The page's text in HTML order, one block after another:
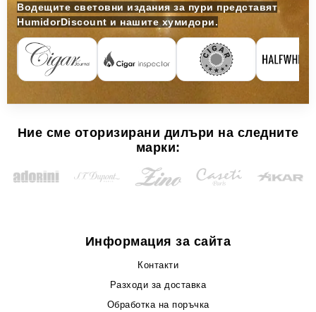
Водещите световни издания за пури представят
HumidorDiscount и нашите хумидори.
Ние сме оторизирани дилъри на следните
марки:
Информация за сайта
Контакти
Разходи за доставка
Обработка на поръчка